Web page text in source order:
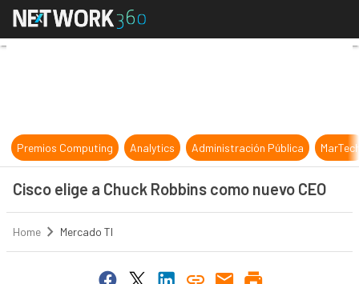
Cisco elige a Chuck Robbins como
Premios Computing Analytics Administración Pública
Cisco elige a Chuck Robbins como nuevo CEO
Home Mercado TI